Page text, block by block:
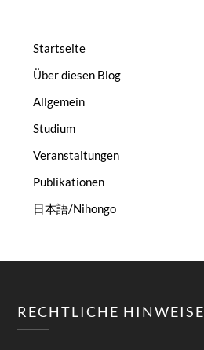
Startseite
Über diesen Blog
Allgemein
Studium
Veranstaltungen
Publikationen
日本語/Nihongo
RECHTLICHE HINWEISE